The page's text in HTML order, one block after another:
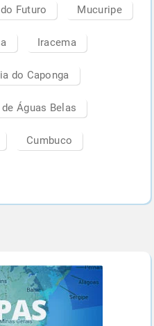
Futuro Mucuripe
Iracema
do Caponga
Águas Belas
Cumbuco